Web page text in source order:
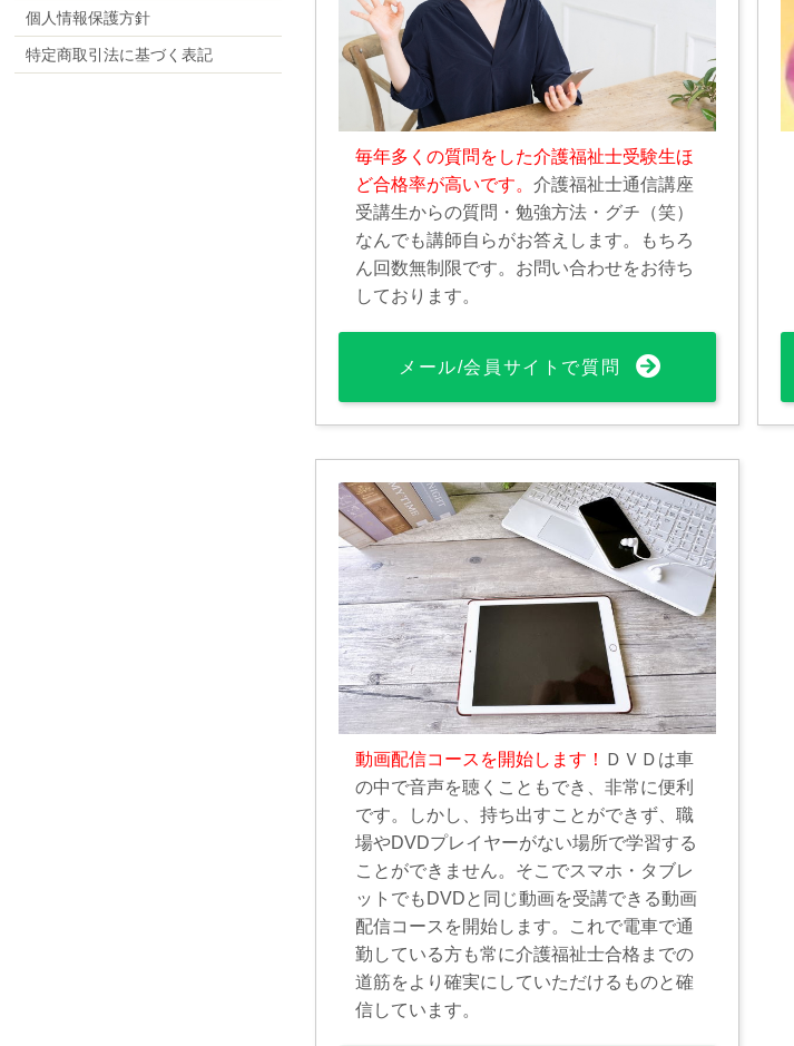
毎年多くの質問をした介護福祉士受験生ほ
ど合格率が高いです。介護福祉士通信講座
受講生からの質問・勉強方法・グチ（笑）
なんでも講師自らがお答えします。もちろ
ん回数無制限です。お問い合わせをお待ち
しております。
メール/会員サイトで質問
動画配信コースを開始します！ ＤＶＤは車
の中で音声を聴くこともでき、非常に便利
です。しかし、持ち出すことができず、職
場やDVDプレイヤーがない場所で学習する
ことができません。そこでスマホ・タブレ
ットでもDVDと同じ動画を受講できる動画
配信コースを開始します。これで電車で通
勤している方も常に介護福祉士合格までの
道筋をより確実にしていただけるものと確
信しています。
個人情報保護方針
特定商取引法に基づく表記